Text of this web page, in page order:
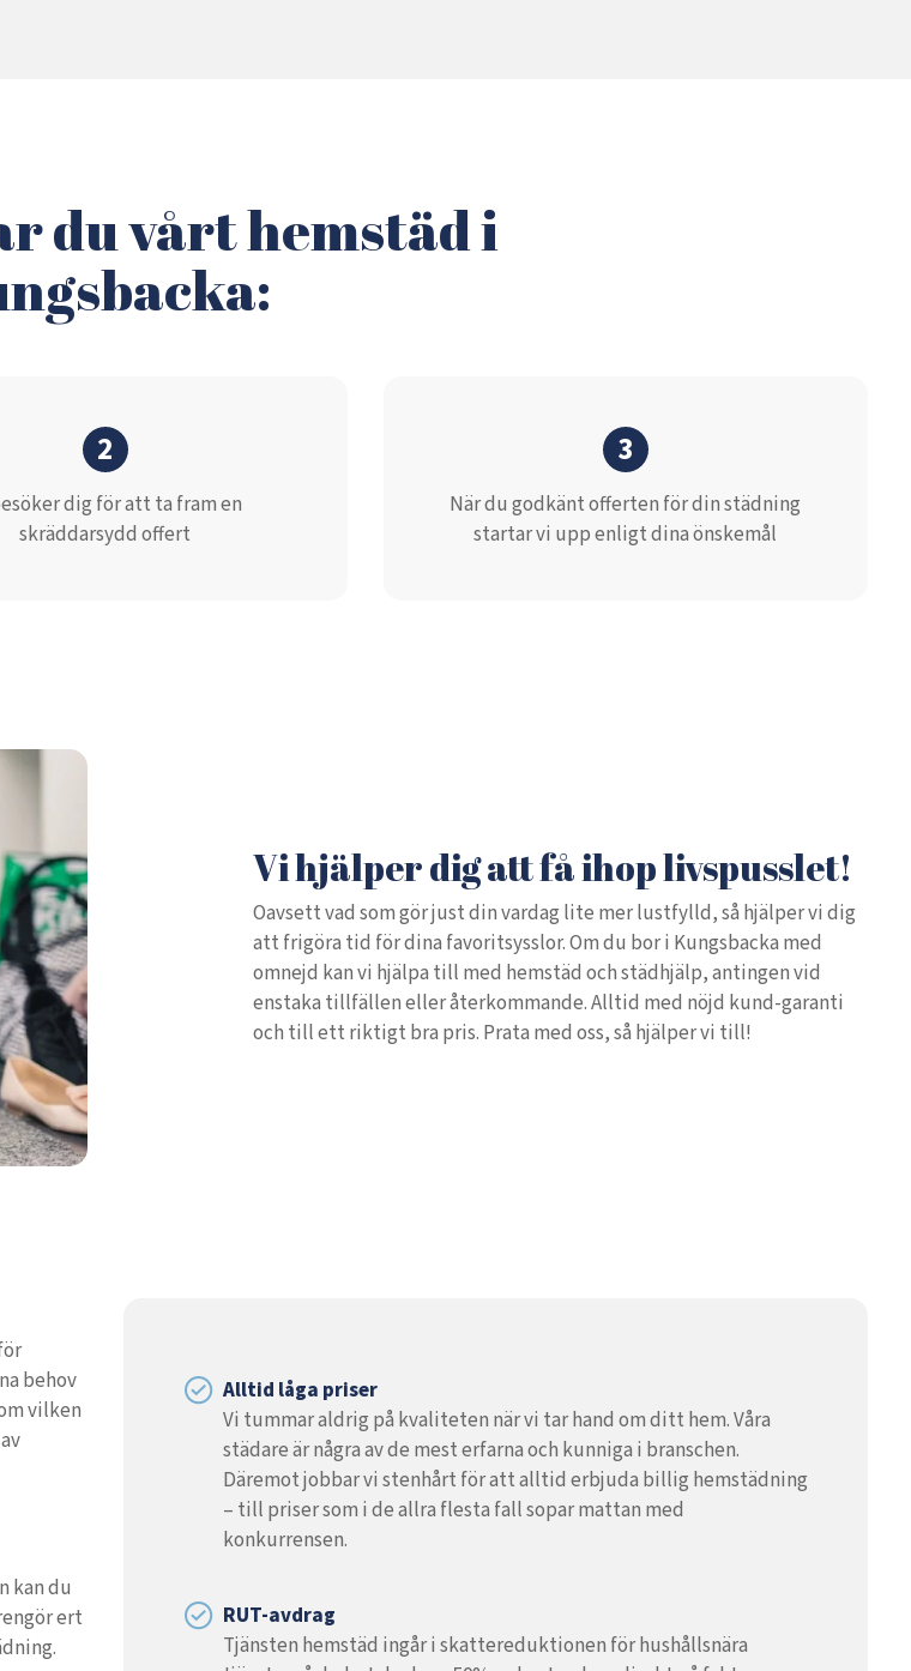
du vårt hemstäd i
2
dig för att ta fram en
skräddarsydd offert
3
När du godkänt offerten för din städning
startar vi upp enligt dina önskemål
Vi hjälper dig att få ihop livspusslet!
Oavsett vad som gör just din vardag lite mer lustfylld, så hjälper vi dig
att frigöra tid för dina favoritsysslor. Om du bor i Kungsbacka med
omnejd kan vi hjälpa till med hemstäd och städhjälp, antingen vid
enstaka tillfällen eller återkommande. Alltid med nöjd kund-garanti
och till ett riktigt bra pris. Prata med oss, så hjälper vi till!
behov
vilken
kan du
ert
Alltid låga priser
Vi tummar aldrig på kvaliteten när vi tar hand om ditt hem. Våra
städare är några av de mest erfarna och kunniga i branschen.
Däremot jobbar vi stenhårt för att alltid erbjuda billig hemstädning
– till priser som i de allra flesta fall sopar mattan med
konkurrensen.
RUT-avdrag
Tjänsten hemstäd ingår i skattereduktionen för hushållsnära